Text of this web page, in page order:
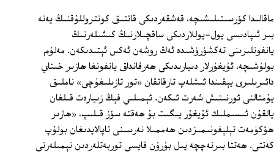
ماقالىدا كۆرسىتىلىشىچە، قەشقەردىكى قاتتىق كونتروللۇقنىڭ يەنە
بىر ئىپادىسى يول-يوللاردىكى ساقچىلارنىڭ كىشىلەرنىڭ
يانفونلىرىنى تەكشۈرۈشىدە ئەڭ روشەن ئەكس ئېتىدىكەن. مەلۇم
بولۇشىچە، ئۇيغۇرلار دىيارىدىكى ھەرقانداق يانفونغا ھازىر خىتاي
دائىرىلىرى يېقىندا ئىشلەپ تارقاتقان «تور تازىلىغۇچى» ناملىق
يۇمتالنى ئورنىتىش شەرت ئىكەن. ئېمىلىي فېڭ زىيارەت قىلغان
يالقۇن ئىسىملىك ئۇيغۇر يىگىت بۇ ھەقتە سۆز قىلىپ، «ھازىر
ھۆكۈمەت تېلېفونىمىزدىن ھەممىلا نەرسىنى تاپالايدىغان بولۇپ
كەتتى. ھەتتا بىرنەچچە يىل بۇرۇن قايسى توربەتلەردىن نېمىلەرنى